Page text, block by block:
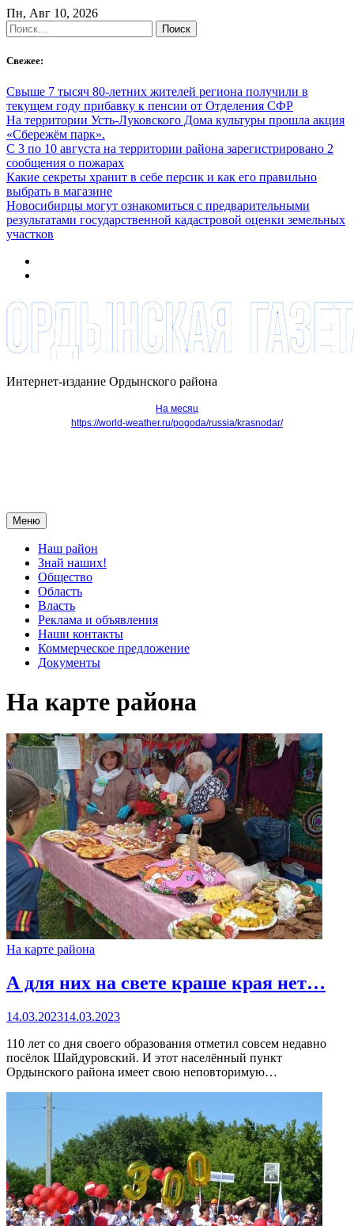
Skip
to
content
Пн, Авг 10, 2026
Найти:
Свежее:
Свыше 7 тысяч 80-летних жителей региона получили в
текущем году прибавку к пенсии от Отделения СФР
На территории Усть-Луковского Дома культуры прошла акция
«Сбережём парк».
С 3 по 10 августа на территории района зарегистрировано 2
сообщения о пожарах
Какие секреты хранит в себе персик и как его правильно
выбрать в магазине
Новосибирцы могут ознакомиться с предварительными
результатами государственной кадастровой оценки земельных
участков
Интернет-издание Ордынского района
На месяц
https://world-weather.ru/pogoda/russia/krasnodar/
Меню
Наш район
Знай наших!
Общество
Область
Власть
Реклама и объявления
Наши контакты
Коммерческое предложение
Документы
На карте района
На карте района
А для них на свете краше края нет…
14.03.202314.03.2023
110 лет со дня своего образования отметил совсем недавно
посёлок Шайдуровский. И этот населённый пункт
Ордынского района имеет свою неповторимую…